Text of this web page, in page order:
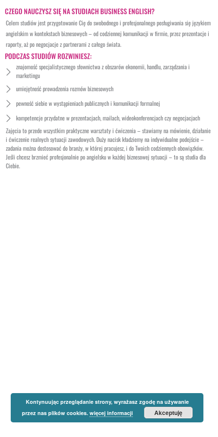
CZEGO NAUCZYSZ SIĘ NA STUDIACH BUSINESS ENGLISH?
Celem studiów jest przygotowanie Cię do swobodnego i profesjonalnego posługiwania się językiem
angielskim w kontekstach biznesowych – od codziennej komunikacji w firmie, przez prezentacje i
raporty, aż po negocjacje z partnerami z całego świata.
PODCZAS STUDIÓW ROZWINIESZ:
znajomość specjalistycznego słownictwa z obszarów ekonomii, handlu, zarządzania i
marketingu
umiejętność prowadzenia rozmów biznesowych
pewność siebie w wystąpieniach publicznych i komunikacji formalnej
kompetencje przydatne w prezentacjach, mailach, wideokonferencjach czy negocjacjach
Zajęcia to przede wszystkim praktyczne warsztaty i ćwiczenia – stawiamy na mówienie, działanie
i ćwiczenie realnych sytuacji zawodowych. Duży nacisk kładziemy na indywidualne podejście –
zadania można dostosować do branży, w której pracujesz, i do Twoich codziennych obowiązków.
Jeśli chcesz brzmieć profesjonalnie po angielsku w każdej biznesowej sytuacji – to są studia dla
Ciebie.
Kontynuując przeglądanie strony, wyrażasz zgodę na używanie
przez nas plików cookies. więcej informacji Akceptuję